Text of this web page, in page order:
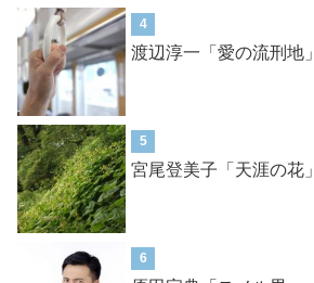
4
渡辺淳一「愛の流刑地」
5
宮尾登美子「天涯の花」
6